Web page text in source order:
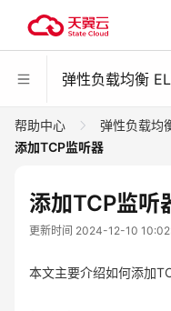
弹性负载均衡
帮助中心 弹性负载均
添加TCP监听器
添加TCP监听
更新时间 2024-12-10
本文主要介绍如何添加